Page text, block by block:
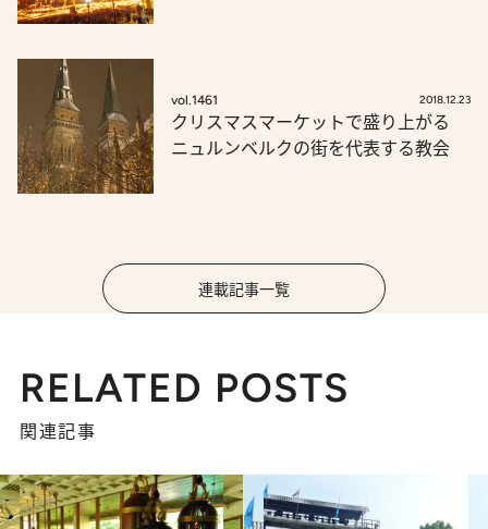
vol.1461 2018.12.23
クリスマスマーケットで盛り上がる
ニュルンベルクの街を代表する教会
連載記事一覧
RELATED POSTS
関連記事